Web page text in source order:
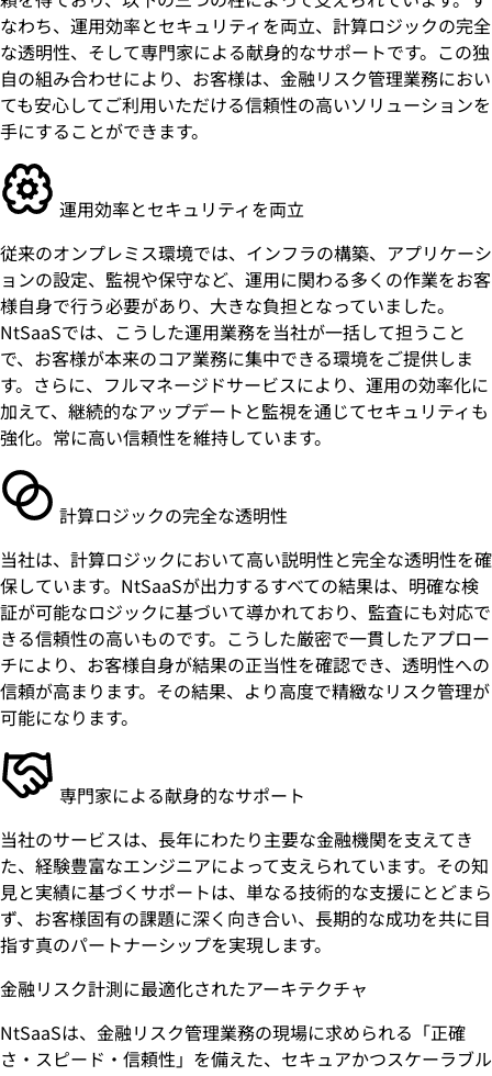
なわち、運用効率とセキュリティを両立、計算ロジックの完全
な透明性、そして専門家による献身的なサポートです。この独
自の組み合わせにより、お客様は、金融リスク管理業務におい
ても安心してご利用いただける信頼性の高いソリューションを
手にすることができます。
運用効率とセキュリティを両立
従来のオンプレミス環境では、インフラの構築、アプリケーシ
ョンの設定、監視や保守など、運用に関わる多くの作業をお客
様自身で行う必要があり、大きな負担となっていました。
NtSaaSでは、こうした運用業務を当社が一括して担うこと
で、お客様が本来のコア業務に集中できる環境をご提供しま
す。さらに、フルマネージドサービスにより、運用の効率化に
加えて、継続的なアップデートと監視を通じてセキュリティも
強化。常に高い信頼性を維持しています。
計算ロジックの完全な透明性
当社は、計算ロジックにおいて高い説明性と完全な透明性を確
保しています。NtSaaSが出力するすべての結果は、明確な検
証が可能なロジックに基づいて導かれており、監査にも対応で
きる信頼性の高いものです。こうした厳密で一貫したアプロー
チにより、お客様自身が結果の正当性を確認でき、透明性への
信頼が高まります。その結果、より高度で精緻なリスク管理が
可能になります。
専門家による献身的なサポート
当社のサービスは、長年にわたり主要な金融機関を支えてき
た、経験豊富なエンジニアによって支えられています。その知
見と実績に基づくサポートは、単なる技術的な支援にとどまら
ず、お客様固有の課題に深く向き合い、長期的な成功を共に目
指す真のパートナーシップを実現します。
金融リスク計測に最適化されたアーキテクチャ
NtSaaSは、金融リスク管理業務の現場に求められる「正確
さ・スピード・信頼性」を備えた、セキュアかつスケーラブル